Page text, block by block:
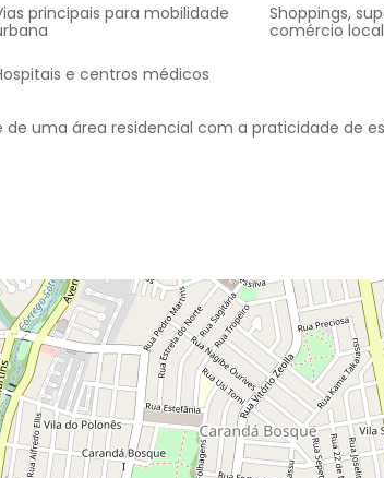
principais para mobilidade
Shoppings,
comércio local
e centros médicos
uma área residencial com a praticidade de